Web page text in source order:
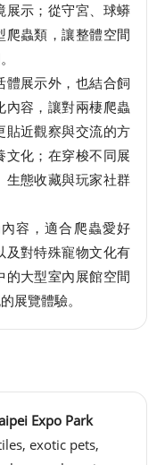
展示；從守宮、球蟒
爬蟲類，讓整體空間
體展示外，也結合飼
內容，讓對兩棲爬蟲
貼近觀察與交流的方
文化；在穿梭不同展
生態收藏與玩家社群
容，適合爬蟲愛好
及對特殊寵物文化有
的大型室內展館空間
展覽體驗。
Expo Park
exotic pets,